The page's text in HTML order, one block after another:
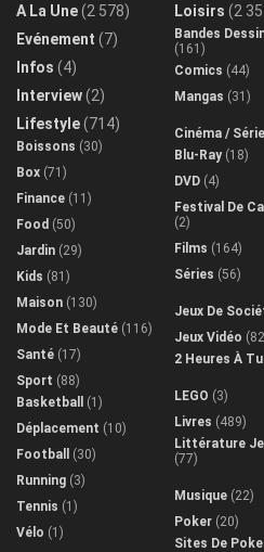
A La Une(2 578)
Evénement (7)
Infos (4)
Interview(2)
Lifestyle(714)
Boissons (30)
Box (71)
Finance (11)
Food (50)
Jardin (29)
Kids (81)
Maison (130)
Mode Et Beauté (116)
Santé (17)
Sport (88)
Basketball
(1)
Déplacement (10)
Football
(30)
Running (3)
Tennis (1)
Vélo (1)
Loisirs (2
Bandes
(161)
Comics (44)
Mangas (31)
Cinéma /
Blu-Ray(18)
DVD (4)
Festival De
(2)
Films (164)
Séries (56)
Jeux De
Jeux Vidéo
2 Heures À
LEGO (3)
Livres (489)
Littérature
(77)
Musique (22)
Poker (20)
Sites De